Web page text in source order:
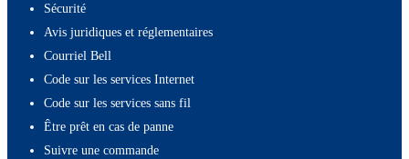
Sécurité
Avis juridiques et réglementaires
Courriel Bell
Code sur les services Internet
Code sur les services sans fil
Être prêt en cas de panne
Suivre une commande